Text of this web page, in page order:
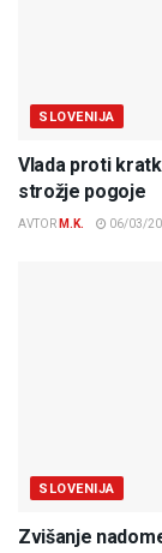
SLOVENIJA
Vlada proti
strožje pogoje
AVTOR M.K. 06/03/
SLOVENIJA
Zvišanje